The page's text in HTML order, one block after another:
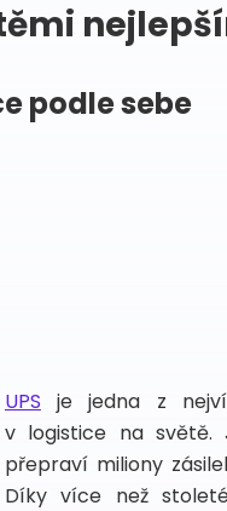
podle sebe
UPS je jedna z
v logistice na světě.
přepraví miliony
Díky více než